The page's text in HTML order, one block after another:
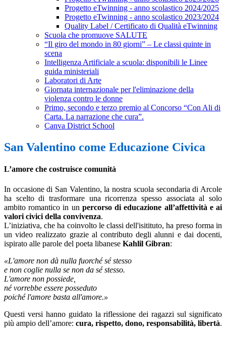
Progetto eTwinning - anno scolastico 2024/2025
Progetto eTwinning - anno scolastico 2023/2024
Quality Label / Certificato di Qualità eTwinning
Scuola che promuove SALUTE
“Il giro del mondo in 80 giorni” – Le classi quinte in
scena
Intelligenza Artificiale a scuola: disponibili le Linee
guida ministeriali
Laboratori di Arte
Giornata internazionale per l'eliminazione della
violenza contro le donne
Primo, secondo e terzo premio al Concorso “Con Ali di
Carta. La narrazione che cura”.
Canva District School
San Valentino come Educazione Civica
L’amore che costruisce comunità
In occasione di San Valentino, la nostra scuola secondaria di Arcole
ha scelto di trasformare una ricorrenza spesso associata al solo
ambito romantico in un percorso di educazione all’affettività e ai
valori civici della convivenza.
L’iniziativa, che ha coinvolto le classi dell'isitituto, ha preso forma in
un video realizzato grazie al contributo degli alunni e dai docenti,
ispirato alle parole del poeta libanese Kahlil Gibran:
«L'amore non dà nulla fuorché sé stesso
e non coglie nulla se non da sé stesso.
L'amore non possiede,
né vorrebbe essere posseduto
poiché l'amore basta all'amore.»
Questi versi hanno guidato la riflessione dei ragazzi sul significato
più ampio dell’amore: cura, rispetto, dono, responsabilità, libertà.